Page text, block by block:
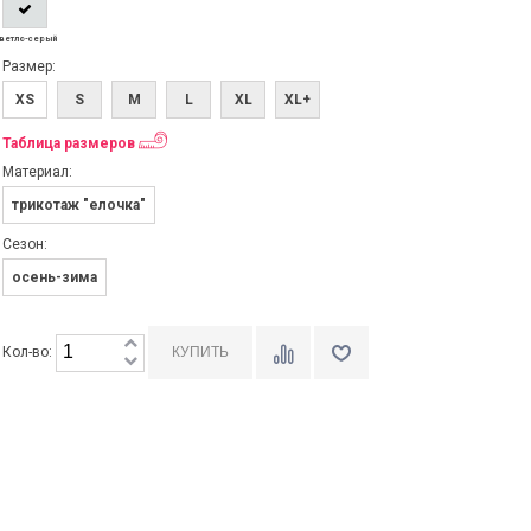
серый
Размер:
XS
S M L XL XL+
Таблица размеров
Материал:
трикотаж "елочка"
Сезон:
осень-зима
Кол-во: